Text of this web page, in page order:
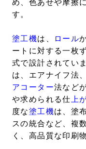
め、色あせや摩擦
す。
塗工機は、 ロール
ートに対する一枚
式で設計されてい
は、エアナイフ法
アコーター法など
や求められる仕 上
度な塗工機は、塗
スの統合など、複
く、高品質な印刷